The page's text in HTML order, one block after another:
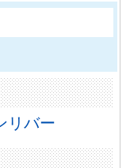
リバー